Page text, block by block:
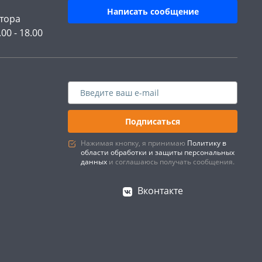
- 18.00
Написать сообщение
Подписаться
Нажимая кнопку, я принимаю Политику в
области обработки и защиты персональных
данных и соглашаюсь получать сообщения.
Вконтакте